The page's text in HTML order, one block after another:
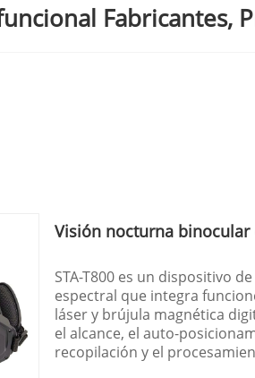
Fabricantes,
Visión nocturna binocular
STA-T800 es un dispositivo
espectral que integra
láser y brújula magnética
el alcance, el auto-
recopilación y el